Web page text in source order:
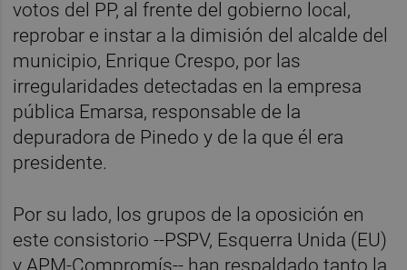
votos del PP, al frente del gobierno local,
reprobar e instar a la dimisión del alcalde del
municipio, Enrique Crespo, por las
irregularidades detectadas en la empresa
pública Emarsa, responsable de la
depuradora de Pinedo y de la que él era
presidente.
Por su lado, los grupos de la oposición en
este consistorio --PSPV, Esquerra Unida (EU)
y APM-Compromís-- han respaldado tanto la